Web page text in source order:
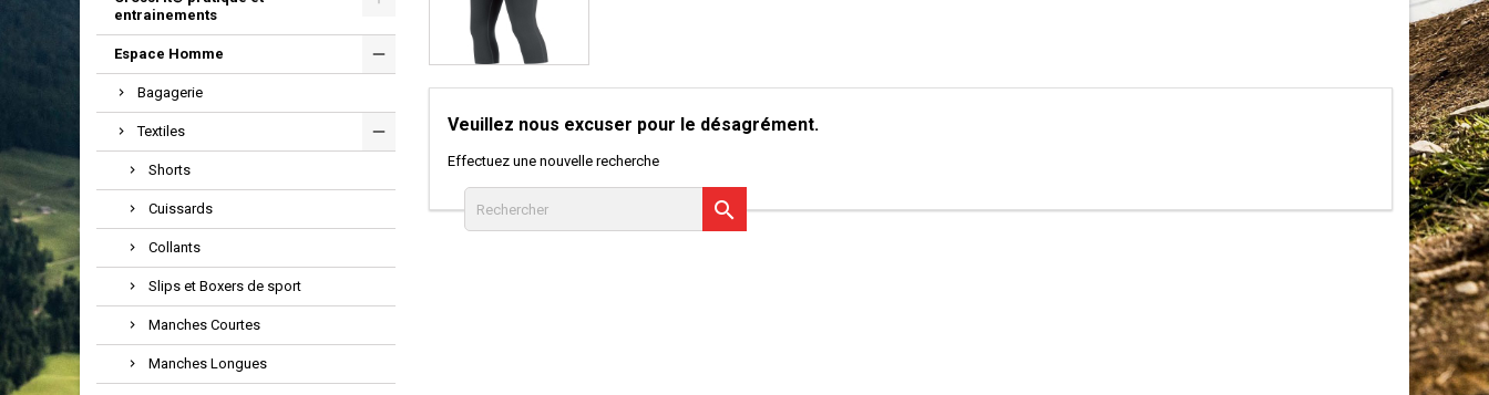
entrainements
Espace Homme
Bagagerie
Textiles
Shorts
Cuissards
Collants
Slips et Boxers de sport
Manches Courtes
Manches Longues
Veuillez nous excuser pour le désagrément.
Effectuez une nouvelle recherche
